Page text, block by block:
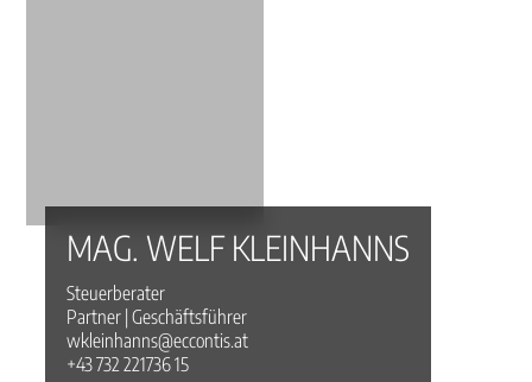
MAG. WELF KLEINHANNS
Steuerberater
Partner | Geschäftsführer
wkleinhanns@eccontis.at
+43 732 221736 15